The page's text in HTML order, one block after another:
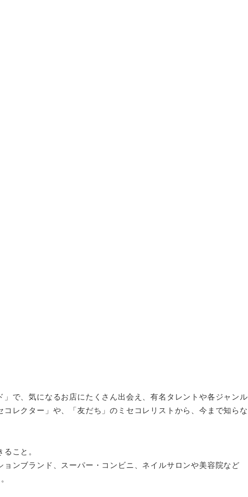
で、気になるお店にたくさん出会え、有名タレントや各ジャンル
レクター」や、「友だち」のミセコレリストから、今まで知らな
こと。
ンブランド、スーパー・コンビニ、ネイルサロンや美容院など